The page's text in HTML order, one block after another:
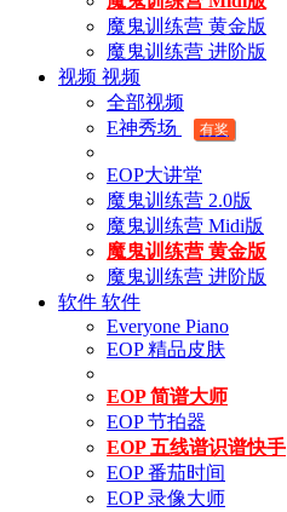
魔鬼训练营 黄金版
魔鬼训练营 进阶版
视频 视频
全部视频
E神秀场
有奖
EOP大讲堂
魔鬼训练营 2.0版
魔鬼训练营 Midi版
魔鬼训练营 黄金版
魔鬼训练营 进阶版
软件 软件
Everyone Piano
EOP 精品皮肤
EOP 简谱大师
EOP 节拍器
EOP 五线谱识谱快手
EOP 番茄时间
EOP 录像大师